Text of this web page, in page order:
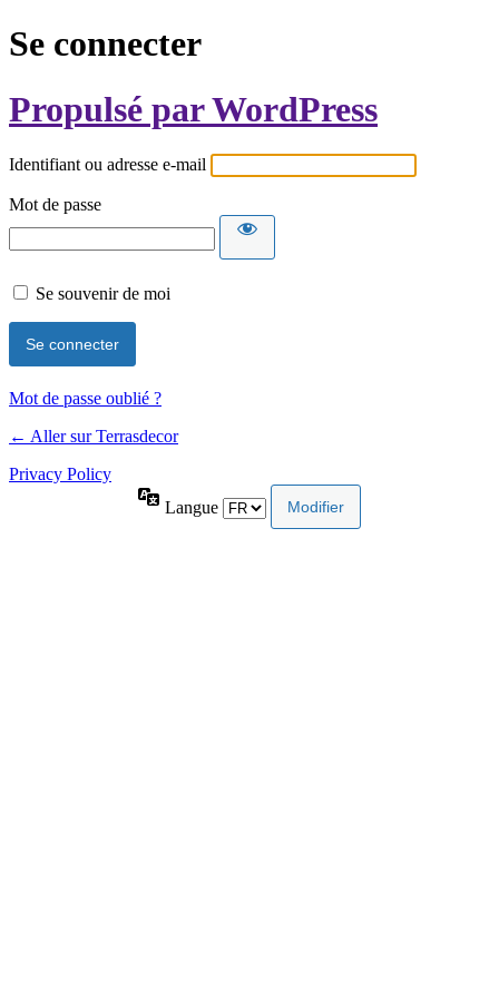
Se connecter
Propulsé par WordPress
Identifiant ou adresse e-mail
Mot de passe
Se souvenir de moi
Mot de passe oublié ?
← Aller sur Terrasdecor
Privacy Policy
Langue